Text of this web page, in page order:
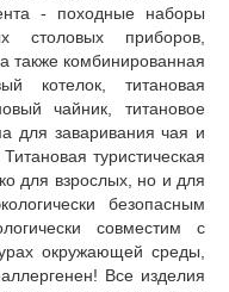
- походные наборы
столовых приборов,
также комбинированная
котелок, титановая
чайник, титановое
для заваривания чая и
туристическая
для взрослых, но и для
безопасным
совместим с
окружающей среды,
Все изделия